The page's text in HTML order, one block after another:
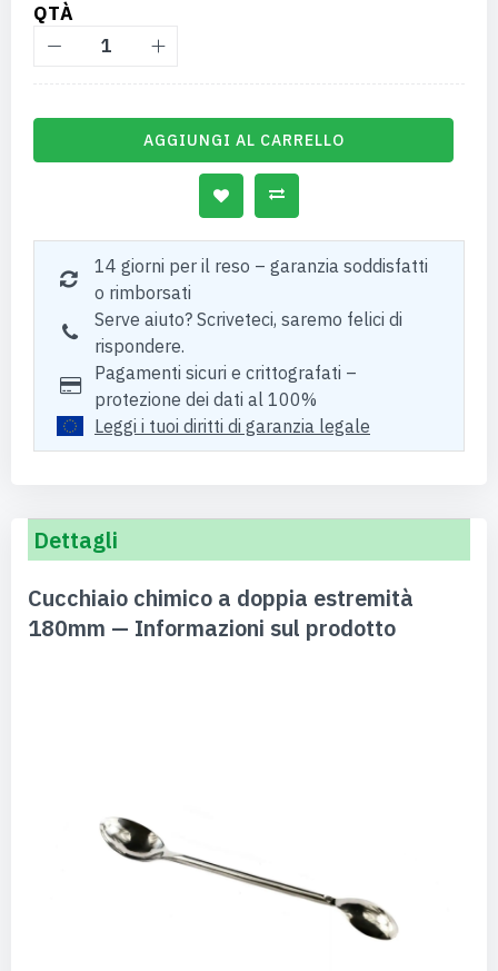
QTÀ
AGGIUNGI AL CARRELLO
14 giorni per il reso – garanzia soddisfatti
o rimborsati
Serve aiuto? Scriveteci, saremo felici di
rispondere.
Pagamenti sicuri e crittografati –
protezione dei dati al 100%
Leggi i tuoi diritti di garanzia legale
Dettagli
Cucchiaio chimico a doppia estremità
180mm — Informazioni sul prodotto